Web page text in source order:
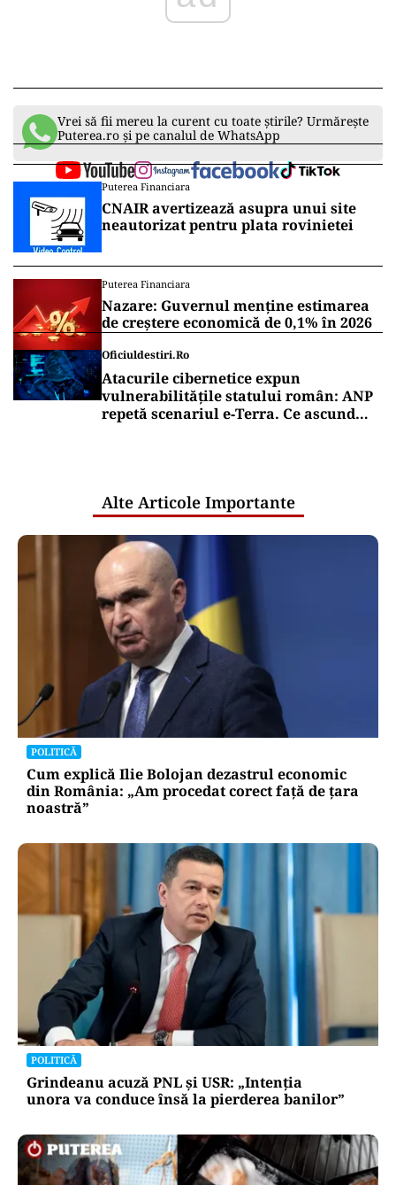
Vrei să fii mereu la curent cu toate știrile? Urmărește
Puterea.ro și pe canalul de WhatsApp
Puterea Financiara
CNAIR avertizează asupra unui site
neautorizat pentru plata rovinietei
Puterea Financiara
Nazare: Guvernul menține estimarea
de creștere economică de 0,1% în 2026
Oficiuldestiri.ro
Atacurile cibernetice expun
vulnerabilitățile statului român: ANP
repetă scenariul e‑Terra. Ce ascund
Alte Articole Importante
POLITICĂ
Cum explică Ilie Bolojan dezastrul economic
din România: „Am procedat corect față de țara
noastră”
POLITICĂ
Grindeanu acuză PNL și USR: „Intenția
unora va conduce însă la pierderea banilor”